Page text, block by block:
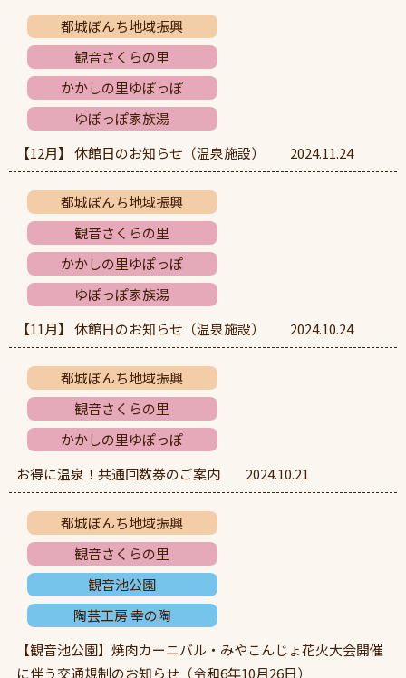
都城ぼんち地域振興
観音さくらの里
かかしの里ゆぽっぽ
ゆぽっぽ家族湯
【12月】 休館日のお知らせ（温泉施設）
2024.11.24
都城ぼんち地域振興
観音さくらの里
かかしの里ゆぽっぽ
ゆぽっぽ家族湯
【11月】 休館日のお知らせ（温泉施設）
2024.10.24
都城ぼんち地域振興
観音さくらの里
かかしの里ゆぽっぽ
お得に温泉！共通回数券のご案内
2024.10.21
都城ぼんち地域振興
観音さくらの里
観音池公園
陶芸工房 幸の陶
【観音池公園】焼肉カーニバル・みやこんじょ花火大会開催
に伴う交通規制のお知らせ（令和6年10月26日）